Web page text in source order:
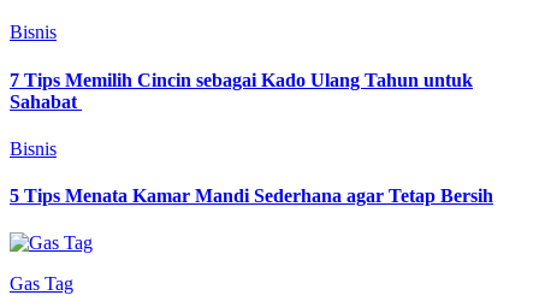
Bisnis
7 Tips Memilih Cincin sebagai Kado Ulang Tahun untuk
Sahabat
Bisnis
5 Tips Menata Kamar Mandi Sederhana agar Tetap Bersih
Gas Tag